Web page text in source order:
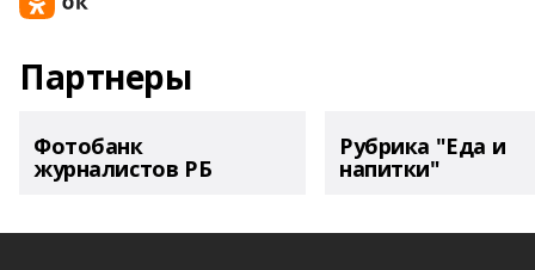
Партнеры
Фотобанк
журналистов РБ
Рубрика "Еда и
напитки"